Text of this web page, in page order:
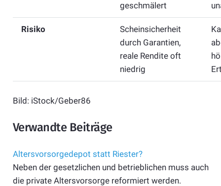
geschmälert
Risiko
Scheinsicherheit
durch Garantien,
reale Rendite oft
niedrig
Bild: iStock/Geber86
Verwandte Beiträge
Altersvorsorgedepot statt Riester?
Neben der gesetzlichen und betrieblichen muss auch
die private Altersvorsorge reformiert werden.